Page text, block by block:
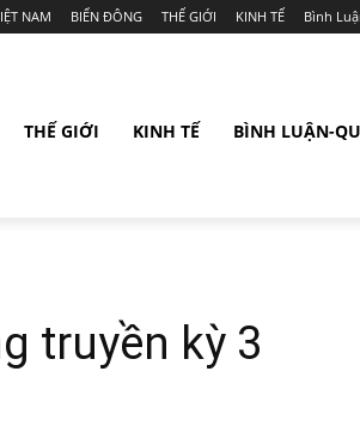
NAM BIỂN ĐÔNG THẾ GIỚI KINH TẾ Bình
THẾ GIỚI KINH TẾ BÌNH LUẬN-
truyền kỳ 3